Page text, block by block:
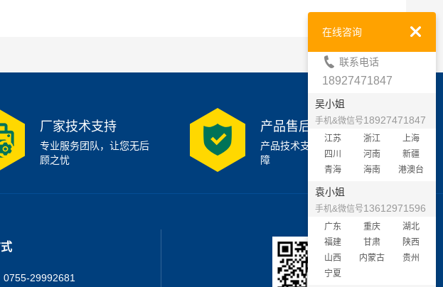
厂家技术支持
专业服务团队，让您无后
顾之忧
产品售后支持
产品技术支持7x24小时保
障
0755-29992681
在线咨询
联系电话
18927471847
吴小姐
手机&微信号18927471847
江苏 浙江
上海
四川
河南
新疆
青海
海南 港澳台
袁小姐
手机&微信号13612971596
广东 重庆
湖北
福建
甘肃
陕西
山西
内蒙古
贵州
宁夏